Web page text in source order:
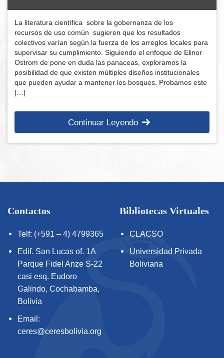
La literatura científica sobre la gobernanza de los
recursos de uso común sugieren que los resultados
colectivos varían según la fuerza de los arreglos locales para
supervisar su cumplimiento. Siguiendo el enfoque de Elinor
Ostrom de pone en duda las panaceas, exploramos la
posibilidad de que existen múltiples diseños institucionales
que pueden ayudar a mantener los bosques. Probamos este
[…]
Continuar Leyendo
Contactos
Telf: (+591 – 4) 4799365
Edif. San Lucas of. 1A
Parque Fidel Anze S-22
casi esq. Eudoro
Galindo, Cochabamba,
Bolivia
Email:
ceres@ceresbolivia.org
Bibliotecas Virtuales
CLACSO
Universidad Privada
Boliviana